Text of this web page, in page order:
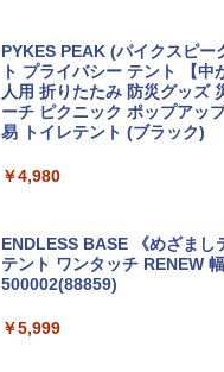
￥713
￥2,695
球の歩き方A ヨーロッパ
PYKES PEAK (パイクスピー
ト プライバシー テント 【中
人用 折りたたみ 防災グッズ
ーチ ピクニック ポップアッ
易 トイレテント (ブラック)
￥4,980
ENDLESS BASE 《めざまし
テント ワンタッチ RENEW
500002(88859)
￥5,999